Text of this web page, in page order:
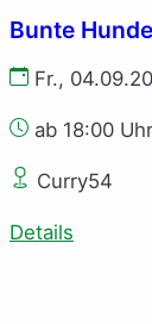
Bunte
Fr.,
ab 18:00 Uhr
Curry54
Details